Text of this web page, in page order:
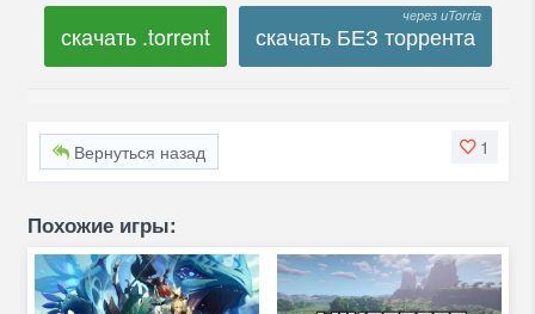
скачать .torrent скачать БЕЗ торрента
1
Вернуться назад
Похожие игры: